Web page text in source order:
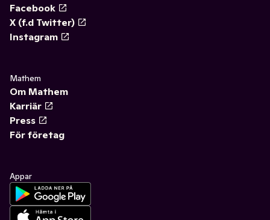
Facebook
X (f.d Twitter)
Instagram
Mathem
Om Mathem
Karriär
Press
För företag
Appar